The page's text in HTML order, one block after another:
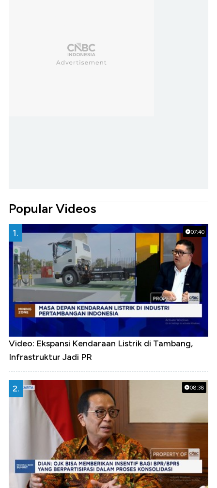
Popular Videos
07:40
1.
Video: Ekspansi Kendaraan Listrik di Tambang,
Infrastruktur Jadi PR
08:38
2.